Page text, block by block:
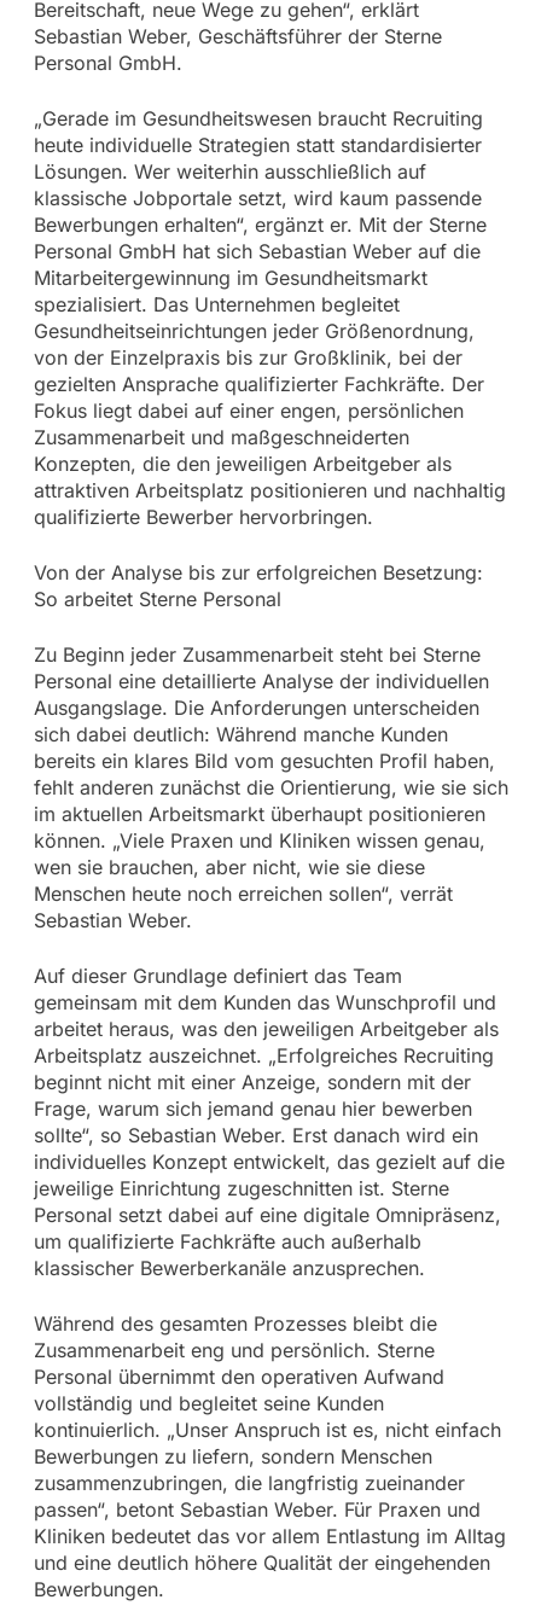
Bereitschaft, neue Wege zu gehen“, erklärt
Sebastian Weber, Geschäftsführer der Sterne
Personal GmbH.
„Gerade im Gesundheitswesen braucht Recruiting
heute individuelle Strategien statt standardisierter
Lösungen. Wer weiterhin ausschließlich auf
klassische Jobportale setzt, wird kaum passende
Bewerbungen erhalten“, ergänzt er. Mit der Sterne
Personal GmbH hat sich Sebastian Weber auf die
Mitarbeitergewinnung im Gesundheitsmarkt
spezialisiert. Das Unternehmen begleitet
Gesundheitseinrichtungen jeder Größenordnung,
von der Einzelpraxis bis zur Großklinik, bei der
gezielten Ansprache qualifizierter Fachkräfte. Der
Fokus liegt dabei auf einer engen, persönlichen
Zusammenarbeit und maßgeschneiderten
Konzepten, die den jeweiligen Arbeitgeber als
attraktiven Arbeitsplatz positionieren und nachhaltig
qualifizierte Bewerber hervorbringen.
Von der Analyse bis zur erfolgreichen Besetzung:
So arbeitet Sterne Personal
Zu Beginn jeder Zusammenarbeit steht bei Sterne
Personal eine detaillierte Analyse der individuellen
Ausgangslage. Die Anforderungen unterscheiden
sich dabei deutlich: Während manche Kunden
bereits ein klares Bild vom gesuchten Profil haben,
fehlt anderen zunächst die Orientierung, wie sie sich
im aktuellen Arbeitsmarkt überhaupt positionieren
können. „Viele Praxen und Kliniken wissen genau,
wen sie brauchen, aber nicht, wie sie diese
Menschen heute noch erreichen sollen“, verrät
Sebastian Weber.
Auf dieser Grundlage definiert das Team
gemeinsam mit dem Kunden das Wunschprofil und
arbeitet heraus, was den jeweiligen Arbeitgeber als
Arbeitsplatz auszeichnet. „Erfolgreiches Recruiting
beginnt nicht mit einer Anzeige, sondern mit der
Frage, warum sich jemand genau hier bewerben
sollte“, so Sebastian Weber. Erst danach wird ein
individuelles Konzept entwickelt, das gezielt auf die
jeweilige Einrichtung zugeschnitten ist. Sterne
Personal setzt dabei auf eine digitale Omnipräsenz,
um qualifizierte Fachkräfte auch außerhalb
klassischer Bewerberkanäle anzusprechen.
Während des gesamten Prozesses bleibt die
Zusammenarbeit eng und persönlich. Sterne
Personal übernimmt den operativen Aufwand
vollständig und begleitet seine Kunden
kontinuierlich. „Unser Anspruch ist es, nicht einfach
Bewerbungen zu liefern, sondern Menschen
zusammenzubringen, die langfristig zueinander
passen“, betont Sebastian Weber. Für Praxen und
Kliniken bedeutet das vor allem Entlastung im Alltag
und eine deutlich höhere Qualität der eingehenden
Bewerbungen.